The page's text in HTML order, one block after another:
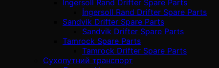
İngersoll Rand Drifter Spare Parts
İngersoll Rand Drifter Spare Parts
Sandvik Drifter Spare Parts
Sandvik Drifter Spare Parts
Tamrock Spare Parts
Tamrock Drifter Spare Parts
Сухопутний транспорт